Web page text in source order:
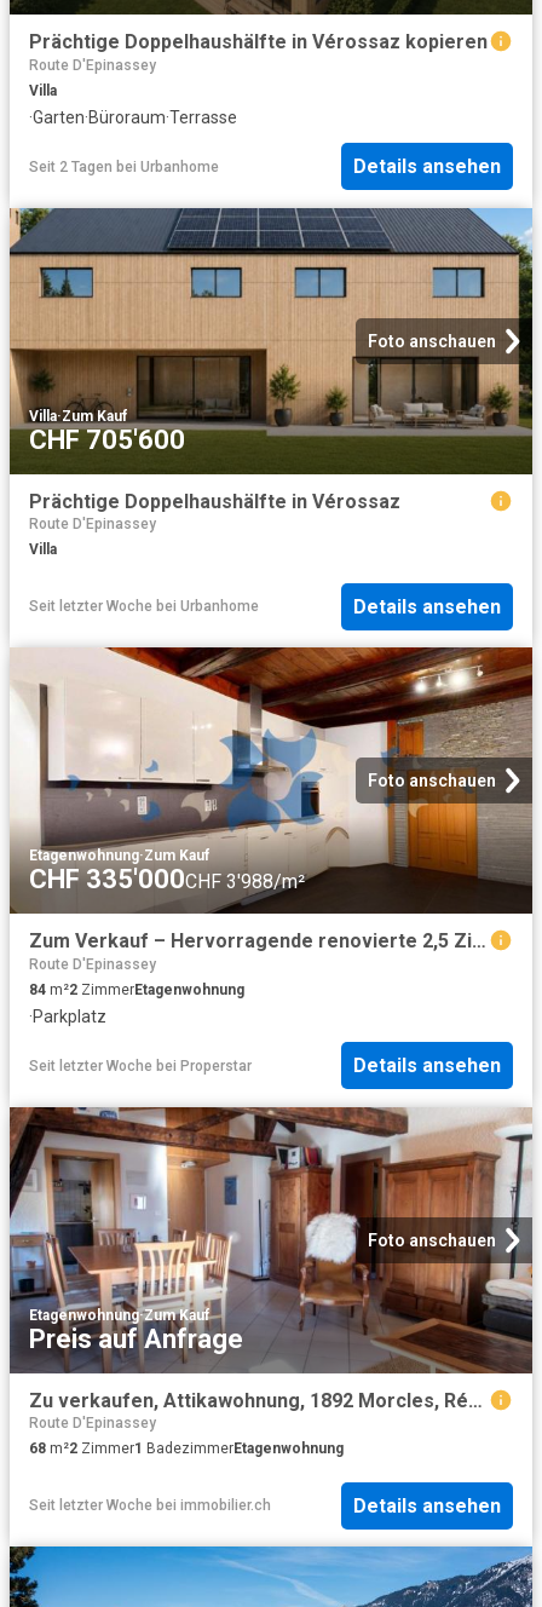
Prächtige Doppelhaushälfte in Vérossaz kopieren
Route D'Epinassey
Villa
·Garten·Büroraum·Terrasse
Seit 2 Tagen bei Urbanhome Details ansehen
Foto anschauen
Villa·Zum Kauf
CHF 705'600
Prächtige Doppelhaushälfte in Vérossaz
Route D'Epinassey
Villa
Seit letzter Woche bei Urbanhome Details ansehen
Foto anschauen
Etagenwohnung·Zum Kauf
CHF 335'000CHF 3'988/m²
Zum Verkauf – Hervorragende renovierte 2,5 Zimmer Wohnung mit Charakter, im Herzen von Saint Maurice VS
Route D'Epinassey
84 m²2 ZimmerEtagenwohnung
·Parkplatz
Seit letzter Woche bei Properstar Details ansehen
Foto anschauen
Etagenwohnung·Zum Kauf
Preis auf Anfrage
Zu verkaufen, Attikawohnung, 1892 Morcles, Réf 5600
Route D'Epinassey
68 m²2 Zimmer1 BadezimmerEtagenwohnung
Seit letzter Woche bei immobilier.ch Details ansehen